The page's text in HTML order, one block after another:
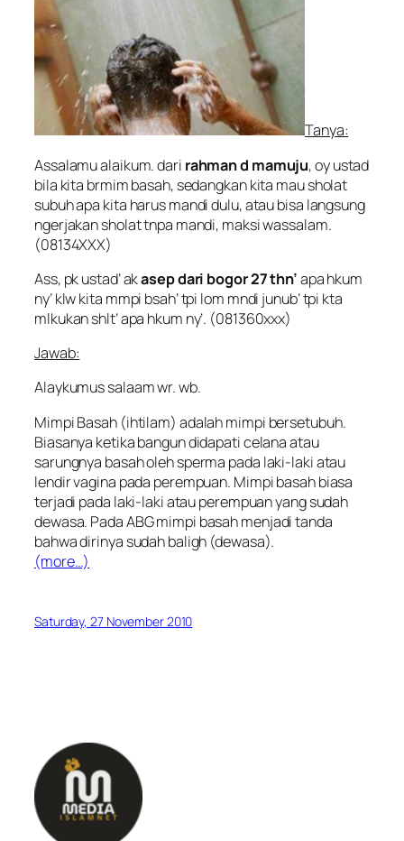
Tanya:
Assalamu alaikum. dari rahman d mamuju, oy ustad
bila kita brmim basah, sedangkan kita mau sholat
subuh apa kita harus mandi dulu, atau bisa langsung
ngerjakan sholat tnpa mandi, maksi wassalam.
(08134XXX)
Ass, pk ustad’ akasep dari bogor 27 thn’apa hkum
ny’ klw kita mmpi bsah’ tpi lom mndi junub’ tpi kta
mlkukan shlt’ apa hkum ny’. (081360xxx)
Jawab:
Alaykumus salaam wr. wb.
Mimpi Basah (ihtilam) adalah mimpi bersetubuh.
Biasanya ketika bangun didapati celana atau
sarungnya basah oleh sperma pada laki-laki atau
lendir vagina pada perempuan. Mimpi basah biasa
terjadi pada laki-laki atau perempuan yang sudah
dewasa. Pada ABG mimpi basah menjadi tanda
bahwa dirinya sudah baligh (dewasa).
(more…)
Saturday, 27 November 2010